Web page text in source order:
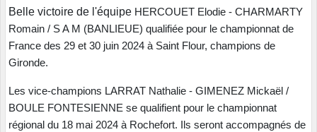
Belle victoire de l'équipe HERCOUET Elodie - CHARMARTY
Romain / S A M (BANLIEUE) qualifiée pour le championnat de
France des 29 et 30 juin 2024 à Saint Flour, champions de
Gironde.
Les vice-champions LARRAT Nathalie - GIMENEZ Mickaël /
BOULE FONTESIENNE se qualifient pour le championnat
régional du 18 mai 2024 à Rochefort. Ils seront accompagnés de